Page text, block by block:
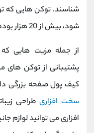
شناسند. توکن هایی که
شود، بیش از 20 هزار بوده و از 22 کوین نیز حمایت می کند.
از جمله مزیت هایی
پشتیبانی از توکن های
کیف پول صفحه بزرگی
سخت افزاریطراحی
افزاری می توانید لوازم